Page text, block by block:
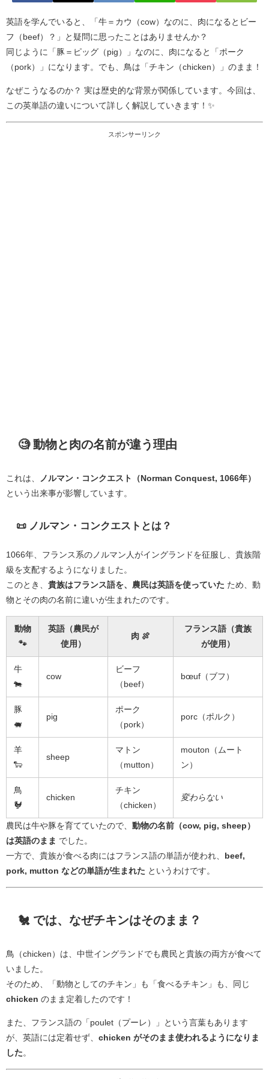
英語を学んでいると、「牛＝カウ（cow）なのに、肉になるとビー
フ（beef）？」と疑問に思ったことはありませんか？
同じように「豚＝ピッグ（pig）」なのに、肉になると「ポーク
（pork）」になります。でも、鳥は「チキン（chicken）」のまま！
なぜこうなるのか？ 実は歴史的な背景が関係しています。今回は、
この英単語の違いについて詳しく解説していきます！✨
スポンサーリンク
🧐 動物と肉の名前が違う理由
これは、
ノルマン・コンクエスト（Norman Conquest, 1066年）
という出来事が影響しています。
📜 ノルマン・コンクエストとは？
1066年、フランス系のノルマン人がイングランドを征服し、貴族階
級を支配するようになりました。
このとき、 貴族はフランス語を、農民は英語を使っていた ため、動
物とその肉の名前に違いが生まれたのです。
動物
🐾
英語（農民が
使用）
肉 🍖
フランス語（貴族
が使用）
牛
🐄
cow
ビーフ
（beef）
bœuf（ブフ）
豚
🐖
pig
ポーク
（pork）
porc（ポルク）
羊
🐑
sheep
マトン
（mutton）
mouton（ムート
ン）
鳥
🐓
chicken
チキン
（chicken）
変わらない
農民は牛や豚を育てていたので、 動物の名前（cow, pig, sheep）
は英語のまま でした。
一方で、貴族が食べる肉にはフランス語の単語が使われ、 beef,
pork, mutton などの単語が生まれた というわけです。
🐔 では、なぜチキンはそのまま？
鳥（chicken）は、中世イングランドでも農民と貴族の両方が食べて
いました。
そのため、「動物としてのチキン」も「食べるチキン」も、同じ
chicken のまま定着したのです！
また、フランス語の「poulet（プーレ）」という言葉もあります
が、英語には定着せず、 chicken がそのまま使われるようになりま
した 。